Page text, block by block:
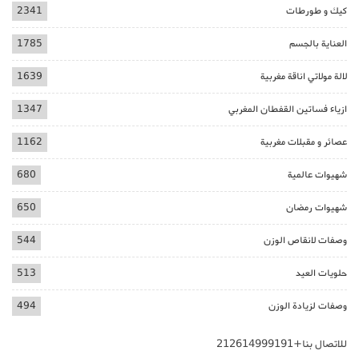
كيك و طورطات 2341
العناية بالجسم 1785
لالة مولاتي اناقة مغربية 1639
ازياء فساتين القفطان المغربي 1347
عصائر و مقبلات مغربية 1162
شهيوات عالمية 680
شهيوات رمضان 650
وصفات لانقاص الوزن 544
حلويات العيد 513
وصفات لزيادة الوزن 494
للاتصال بنا+212614999191